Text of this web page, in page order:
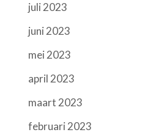
juli 2023
juni 2023
mei 2023
april 2023
maart 2023
februari 2023